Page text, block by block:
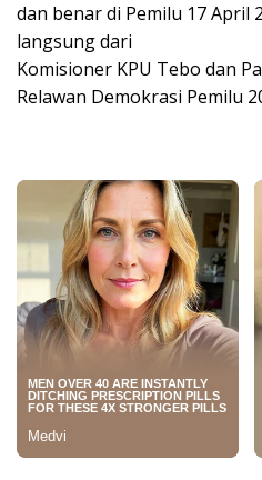
dan benar di Pemilu 17 April
langsung dari
Komisioner KPU Tebo dan
Relawan Demokrasi Pemilu